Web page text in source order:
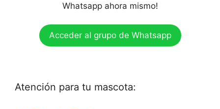
Whatsapp ahora mismo!
Acceder al grupo de Whatsapp
Atención para tu mascota: